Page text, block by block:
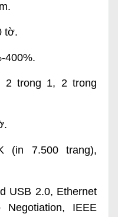
tờ.
400%.
2 trong 1, 2 trong
(in 7.500 trang),
USB 2.0, Ethernet
Negotiation, IEEE